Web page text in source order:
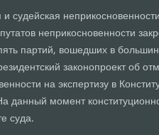
и судейская
неприкосновенности
партий, вошедших в
законопроект об
на экспертизу в
данный момент
суда.